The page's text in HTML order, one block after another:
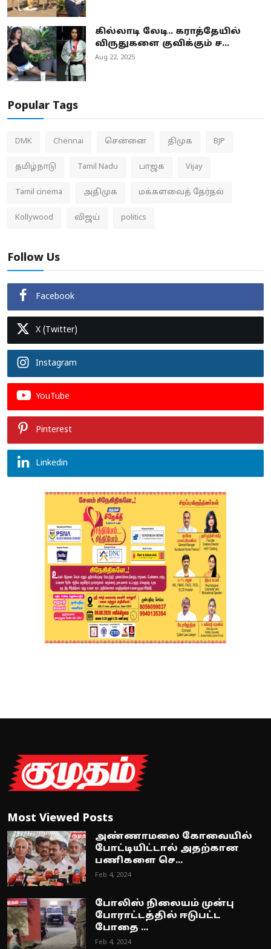
கில்லாடி லேடி.. கராத்தேயில்
விருதுகளை குவிக்கும் ச...
Aug 22, 2025
Popular Tags
DMK Chennai சென்னை திமுக BJP
தமிழ்நாடு Tamil Nadu பாஜக Vijay
Tamil cinema அதிமுக மக்களவைத் தேர்தல்
Kollywood விஜய் politics
Follow Us
Facebook
X (Twitter)
Instagram
YouTube
Pinterest
Linkedin
Most Viewed Posts
அண்ணாமலை கோவையில்
போட்டியிட்டால் அதற்கான
பணிகளை செ...
Feb 4, 2024
போலிஸ் நிலையம் முன்பு
போராட்டத்தில் ஈடுபட்ட
போதை ...
Feb 4, 2024